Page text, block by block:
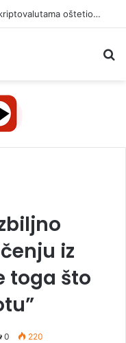
Osumnjičenom da je prevarama s kriptovalutama oštetio dvije žene za 42.000 KM
iz
toga što
0 220